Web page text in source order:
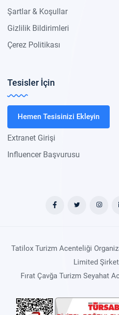
Şartlar & Koşullar
Gizlilik Bildirimleri
Çerez Politikası
Tesisler İçin
Hemen Tesisinizi Ekleyin
Extranet Girişi
Influencer Başvurusu
Tatilox Turizm Acenteliği
Limited
Fırat Çavğa Turizm Seyahat